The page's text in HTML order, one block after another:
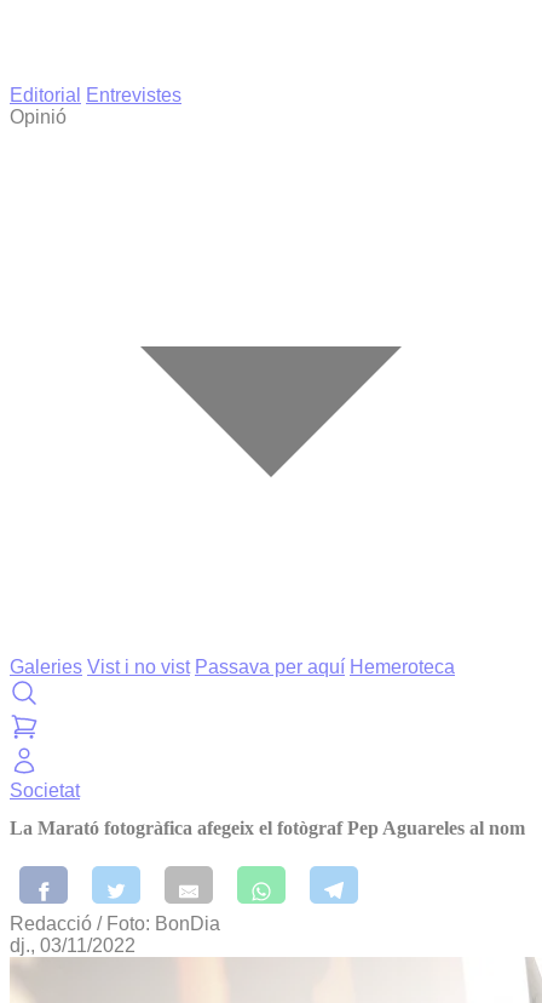
Editorial
Entrevistes
Opinió
Galeries Vist i no vist Passava per aquí Hemeroteca
Societat
La Marató fotogràfica afegeix el fotògraf Pep Aguareles al nom
Redacció / Foto: BonDia
dj., 03/11/2022